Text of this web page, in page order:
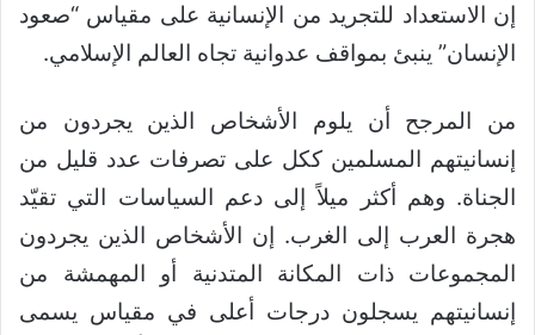
إن الاستعداد للتجريد من الإنسانية على مقياس “صعود
الإنسان” ينبئ بمواقف عدوانية تجاه العالم الإسلامي.
من المرجح أن يلوم الأشخاص الذين يجردون من
إنسانيتهم المسلمين ككل على تصرفات عدد قليل من
الجناة. وهم أكثر ميلاً إلى دعم السياسات التي تقيّد
هجرة العرب إلى الغرب. إن الأشخاص الذين يجردون
المجموعات ذات المكانة المتدنية أو المهمشة من
إنسانيتهم يسجلون درجات أعلى في مقياس يسمى